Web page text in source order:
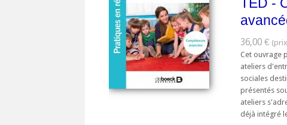
TED -
36,00 €
Cet ouvrage
ateliers
sociales
présentés
ateliers
déjà intégré